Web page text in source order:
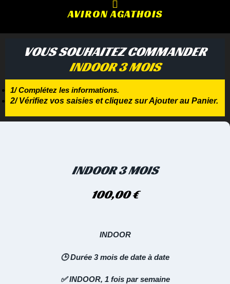
AVIRON AGATHOIS
VOUS SOUHAITEZ COMMANDER
INDOOR 3 MOIS
1/ Complétez les informations.
2/ Vérifiez vos saisies et cliquez sur Ajouter au Panier.
INDOOR 3 MOIS
100,00€
INDOOR
🕒 Durée 3 mois de date à date
✅ INDOOR, 1 fois par semaine